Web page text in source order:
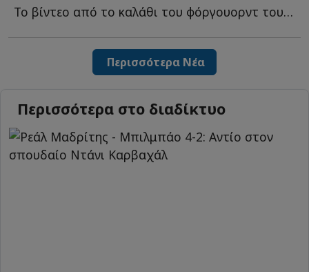
To βίντεο από το καλάθι του φόργουορντ του Παναθηναϊκού, π...
Περισσότερα Νέα
Περισσότερα στο διαδίκτυο